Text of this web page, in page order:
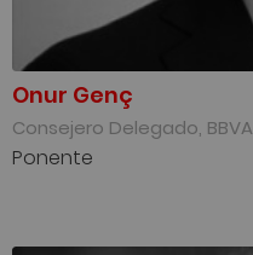
Onur Genç
Consejero Delegado, BBVA
Ponente